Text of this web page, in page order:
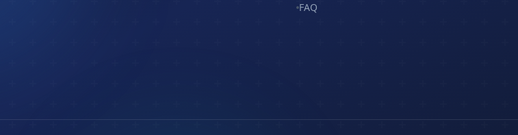
FAQ